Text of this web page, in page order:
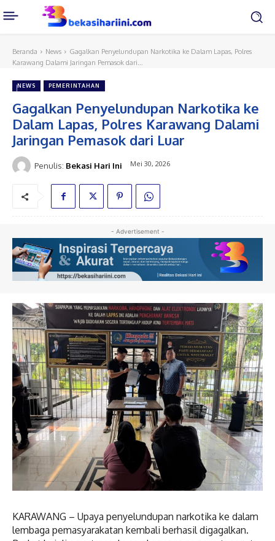
Beranda News
Gagalkan Penyelundupan Narkotika ke Dalam Lapas, Polres
Karawang Dalami Jaringan Pemasok dari...
NEWS PEMERINTAHAN
Gagalkan Penyelundupan Narkotika ke
Dalam Lapas, Polres Karawang Dalami
Jaringan Pemasok dari Luar
Penulis: Bekasi Hari Ini Mei 30, 2026
- Advertisement -
KARAWANG – Upaya penyelundupan narkotika ke dalam
lembaga pemasyarakatan kembali berhasil digagalkan.